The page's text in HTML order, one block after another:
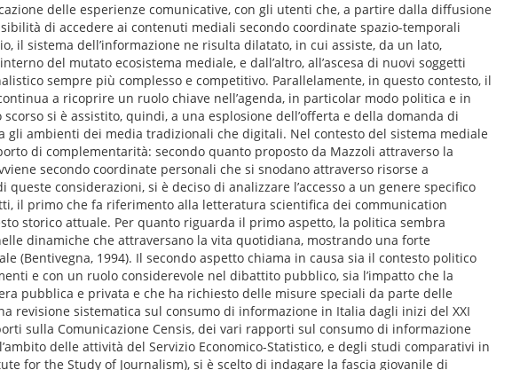
delle esperienze comunicative, con gli utenti che, a partire dalla diffusione
di accedere ai contenuti mediali secondo coordinate spazio-temporali
il sistema dell’informazione ne risulta dilatato, in cui assiste, da un lato,
del mutato ecosistema mediale, e dall’altro, all’ascesa di nuovi soggetti
sempre più complesso e competitivo. Parallelamente, in questo contesto, il
a ricoprire un ruolo chiave nell’agenda, in particolar modo politica e in
si è assistito, quindi, a una esplosione dell’offerta e della domanda di
ambienti dei media tradizionali che digitali. Nel contesto del sistema mediale
di complementarità: secondo quanto proposto da Mazzoli attraverso la
secondo coordinate personali che si snodano attraverso risorse a
considerazioni, si è deciso di analizzare l’accesso a un genere specifico
il primo che fa riferimento alla letteratura scientifica dei communication
storico attuale. Per quanto riguarda il primo aspetto, la politica sembra
dinamiche che attraversano la vita quotidiana, mostrando una forte
(Bentivegna, 1994). Il secondo aspetto chiama in causa sia il contesto politico
e con un ruolo considerevole nel dibattito pubblico, sia l’impatto che la
pubblica e privata e che ha richiesto delle misure speciali da parte delle
revisione sistematica sul consumo di informazione in Italia dagli inizi del XXI
sulla Comunicazione Censis, dei vari rapporti sul consumo di informazione
delle attività del Servizio Economico-Statistico, e degli studi comparativi in
for the Study of Journalism), si è scelto di indagare la fascia giovanile di